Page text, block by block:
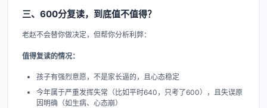
三、600分复读，到底值不值得？
老赵不会替你做决定，但帮你分析利弊：
值得复读的情况：
孩子有强烈意愿，不是家长逼的，且心态稳定
今年属于严重发挥失常（比如平时640，只考了600），且失误原
因明确（如生病、心态崩）